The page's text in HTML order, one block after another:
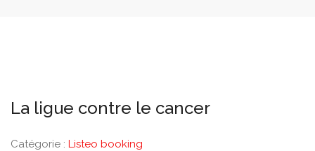
La ligue contre le cancer
Catégorie : Listeo booking